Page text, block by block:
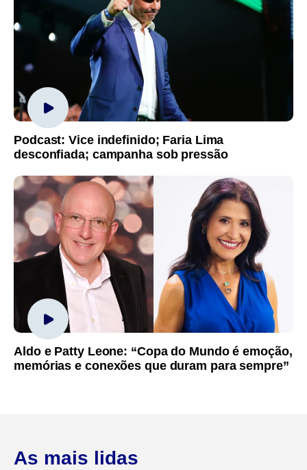
Podcast: Vice indefinido; Faria Lima
desconfiada; campanha sob pressão
Aldo e Patty Leone: “Copa do Mundo é emoção,
memórias e conexões que duram para sempre”
As mais lidas